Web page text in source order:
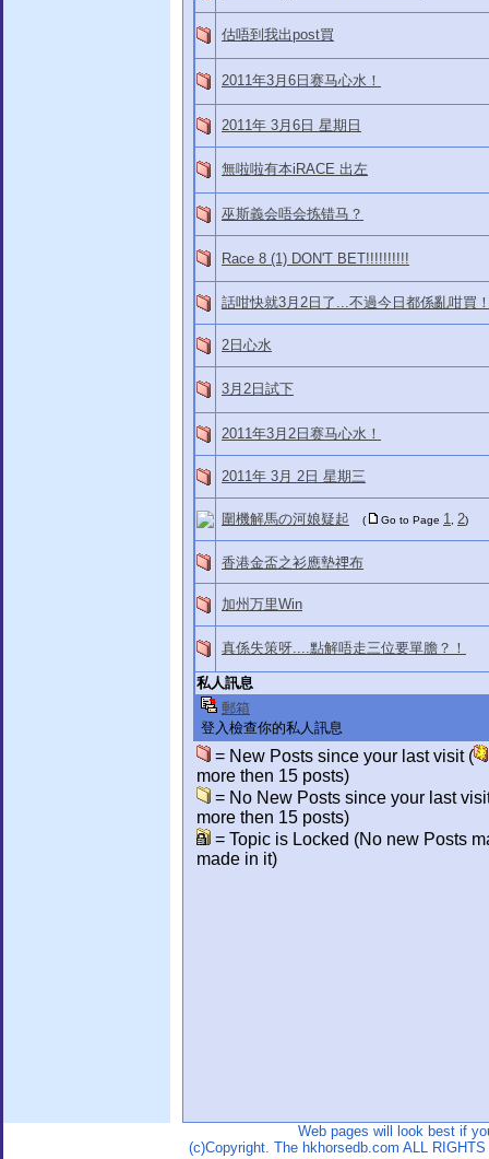
估唔到我出post買
2011年3月6日赛马心水！
2011年 3月6日 星期日
無啦啦有本iRACE 出左
巫斯義会唔会拣错马？
Race 8 (1) DON'T BET!!!!!!!!!!
話咁快就3月2日了...不過今日都係亂咁買
2日心水
3月2日試下
2011年3月2日赛马心水！
2011年 3月 2日 星期三
圍機解馬の河娘疑起 ( Go to Page 1 2)
香港金盃之衫應墊𥚃布
加州万里Win
真係失策呀....點解唔走三位要單膽？！
私人訊息
郵箱
登入檢查你的私人訊息
= New Posts since your last visit (
more then 15 posts)
= No New Posts since your last
more then 15 posts)
= Topic is Locked (No new Posts
made in it)
Web pages will look best if
(c)Copyright. The hkhorsedb.com ALL